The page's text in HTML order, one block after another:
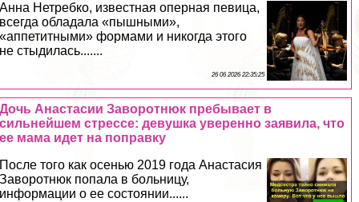
Анна Нетребко, известная оперная певица,
всегда обладала «пышными»,
«аппетитными» формами и никогда этого
не стыдилась.......
26 06 2026 22:35:25
Дочь Анастасии Заворотнюк пребывает в
сильнейшем стрессе: дeвyшка уверенно заявила, что
ее мама идет на поправку
После того как осенью 2019 года Анастасия
Заворотнюк попала в больницу,
информации о ее состоянии......